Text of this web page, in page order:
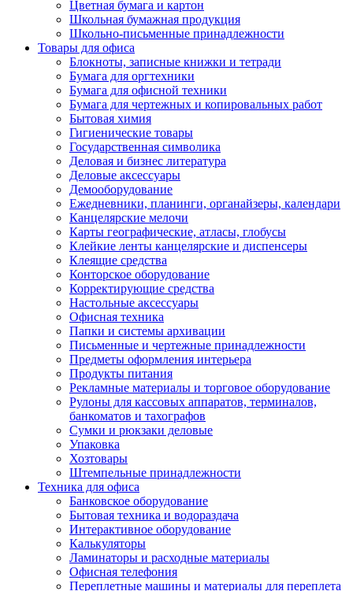
Цветная бумага и картон
Школьная бумажная продукция
Школьно-письменные принадлежности
Товары для офиса
Блокноты, записные книжки и тетради
Бумага для оргтехники
Бумага для офисной техники
Бумага для чертежных и копировальных работ
Бытовая химия
Гигиенические товары
Государственная символика
Деловая и бизнес литература
Деловые аксессуары
Демооборудование
Ежедневники, планинги, органайзеры, календари
Канцелярские мелочи
Карты географические, атласы, глобусы
Клейкие ленты канцелярские и диспенсеры
Клеящие средства
Конторское оборудование
Корректирующие средства
Настольные аксессуары
Офисная техника
Папки и системы архивации
Письменные и чертежные принадлежности
Предметы оформления интерьера
Продукты питания
Рекламные материалы и торговое оборудование
Рулоны для кассовых аппаратов, терминалов,
банкоматов и тахографов
Сумки и рюкзаки деловые
Упаковка
Хозтовары
Штемпельные принадлежности
Техника для офиса
Банковское оборудование
Бытовая техника и водораздача
Интерактивное оборудование
Калькуляторы
Ламинаторы и расходные материалы
Офисная телефония
Переплетные машины и материалы для переплета